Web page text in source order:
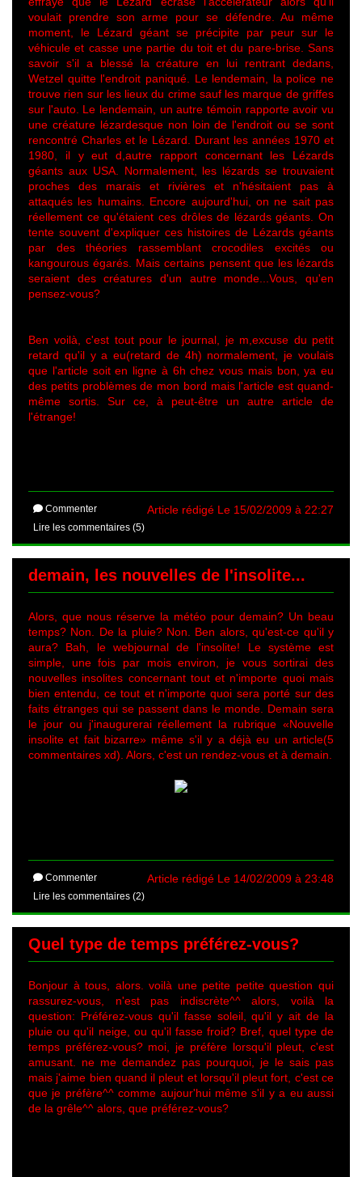
voulait prendre son arme pour se défendre. Au même
moment, le Lézard géant se précipite par peur sur le
véhicule et casse une partie du toit et du pare-brise. Sans
savoir s'il a blessé la créature en lui rentrant dedans,
Wetzel quitte l'endroit paniqué. Le lendemain, la police ne
trouve rien sur les lieux du crime sauf les marque de griffes
sur l'auto. Le lendemain, un autre témoin rapporte avoir vu
une créature lézardesque non loin de l'endroit ou se sont
rencontré Charles et le Lézard. Durant les années 1970 et
1980, il y eut d,autre rapport concernant les Lézards
géants aux USA. Normalement, les lézards se trouvaient
proches des marais et rivières et n'hésitaient pas à
attaqués les humains. Encore aujourd'hui, on ne sait pas
réellement ce qu'étaient ces drôles de lézards géants. On
tente souvent d'expliquer ces histoires de Lézards géants
par des théories rassemblant crocodiles excités ou
kangourous égarés. Mais certains pensent que les lézards
seraient des créatures d'un autre monde...Vous, qu'en
pensez-vous?
Ben voilà, c'est tout pour le journal, je m,excuse du petit
retard qu'il y a eu(retard de 4h) normalement, je voulais
que l'article soit en ligne à 6h chez vous mais bon, ya eu
des petits problèmes de mon bord mais l'article est quand-
même sortis. Sur ce, à peut-être un autre article de
l'étrange!
Article rédigé Le 15/02/2009 à 22:27
Commenter
Lire les commentaires (5)
demain, les nouvelles de l'insolite...
Alors, que nous réserve la météo pour demain? Un beau
temps? Non. De la pluie? Non. Ben alors, qu'est-ce qu'il y
aura? Bah, le webjournal de l'insolite! Le système est
simple, une fois par mois environ, je vous sortirai des
nouvelles insolites concernant tout et n'importe quoi mais
bien entendu, ce tout et n'importe quoi sera porté sur des
faits étranges qui se passent dans le monde. Demain sera
le jour ou j'inaugurerai réellement la rubrique «Nouvelle
insolite et fait bizarre» même s'il y a déjà eu un article(5
commentaires xd). Alors, c'est un rendez-vous et à demain.
Article rédigé Le 14/02/2009 à 23:48
Commenter
Lire les commentaires (2)
Quel type de temps préférez-vous?
Bonjour à tous, alors. voilà une petite petite question qui
rassurez-vous, n'est pas indiscrète^^ alors, voilà la
question: Préférez-vous qu'il fasse soleil, qu'il y ait de la
pluie ou qu'il neige, ou qu'il fasse froid? Bref, quel type de
temps préférez-vous? moi, je préfère lorsqu'il pleut, c'est
amusant. ne me demandez pas pourquoi, je le sais pas
mais j'aime bien quand il pleut et lorsqu'il pleut fort, c'est ce
que je préfère^^ comme aujour'hui même s'il y a eu aussi
de la grêle^^ alors, que préférez-vous?